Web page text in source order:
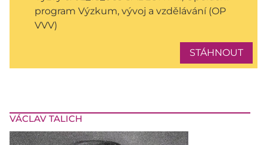
VÁCLAV TALICH
program Výzkum, vývoj a vzdělávání (OP
VVV)
STÁHNOUT